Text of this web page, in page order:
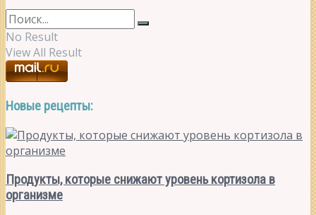
No Result
View All Result
Новые рецепты:
Продукты, которые снижают уровень кортизола в
организме